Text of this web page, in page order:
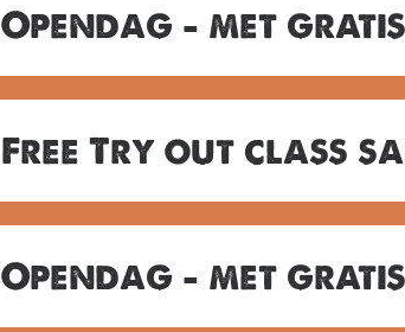
Opendag – met
Free Try out class
Opendag – met